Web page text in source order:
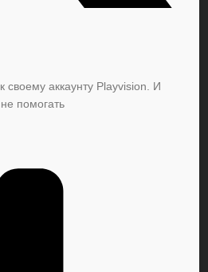
своему аккаунту Playvision. И
помогать